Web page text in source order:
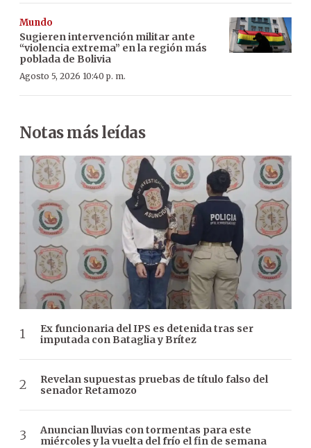
Mundo
Sugieren intervención militar ante
“violencia extrema” en la región más
poblada de Bolivia
Agosto 5, 2026 10:40 p. m.
Notas más leídas
Ex funcionaria del IPS es detenida tras ser
imputada con Bataglia y Brítez
Revelan supuestas pruebas de título falso del
senador Retamozo
Anuncian lluvias con tormentas para este
miércoles y la vuelta del frío el fin de semana